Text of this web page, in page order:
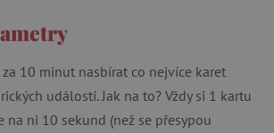
10 minut nasbírat co nejvíce karet
událostí. Jak na to? Vždy si 1 kartu
na ni 10 sekund (než se přesypou